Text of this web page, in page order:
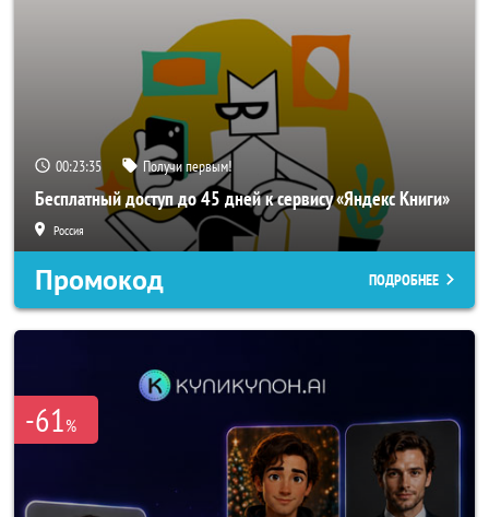
00:23:34 Получи первым!
Бесплатный доступ до 45 дней к сервису «Яндекс Книги»
Россия
Промокод ПОДРОБНЕЕ
-61%